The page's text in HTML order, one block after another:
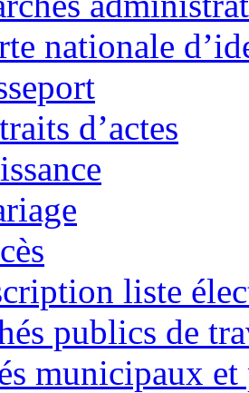
nationale
d’actes
liste
publics de
municipaux et